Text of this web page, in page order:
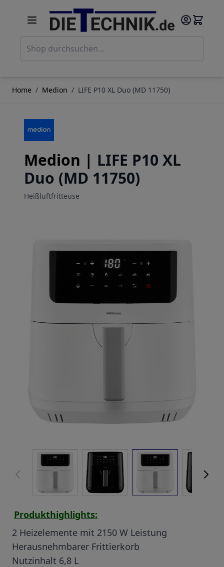
Home / Medion / LIFE P10 XL Duo (MD 11750)
Medion | LIFE P10 XL
Duo (MD 11750)
Heißluftfritteuse
View larger imageView larger imageView larger image
Produkthighlights:
2 Heizelemente mit 2150 W Leistung
Herausnehmbarer Frittierkorb
Nutzinhalt 6,8 L